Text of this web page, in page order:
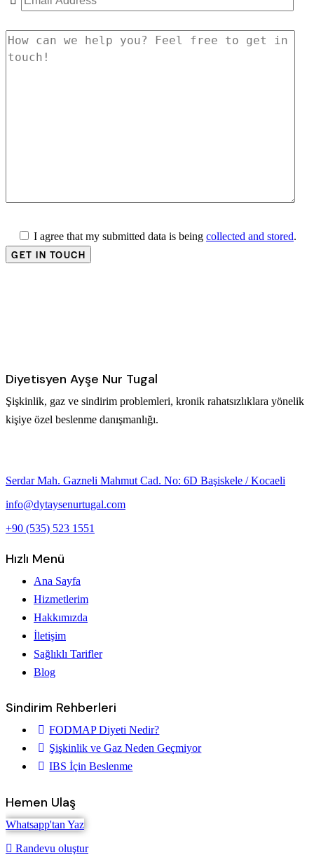
I agree that my submitted data is being collected and stored.
Diyetisyen Ayşe Nur Tugal
Şişkinlik, gaz ve sindirim problemleri, kronik rahatsızlıklara yönelik
kişiye özel beslenme danışmanlığı.
Serdar Mah. Gazneli Mahmut Cad. No: 6D Başiskele / Kocaeli
info@dytaysenurtugal.com
+90 (535) 523 1551
Hızlı Menü
Ana Sayfa
Hizmetlerim
Hakkımızda
İletişim
Sağlıklı Tarifler
Blog
Sindirim Rehberleri
FODMAP Diyeti Nedir?
Şişkinlik ve Gaz Neden Geçmiyor
IBS İçin Beslenme
Hemen Ulaş
Whatsapp'tan Yaz
Randevu oluştur